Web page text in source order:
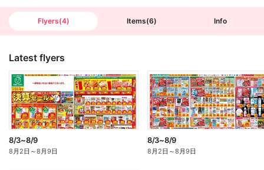
o
l
Flyers(4) Items(6) Info
Latest flyers
8/3~8/9
8月2日 ～8月9日
8/3~8/9
8月2日 ～8月9日